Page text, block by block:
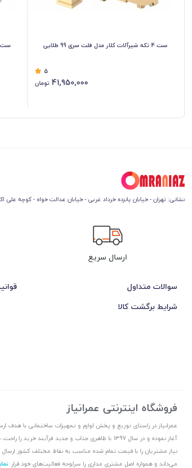
ست 4 تکه شیرآلات کلار مدل فلت سری 99 طلایی
5
41,950,000 تومان
ست 4 تکه شیرآلات کلار مدل
نشانی: تهران - خیابان پانزده خرداد غربی - خیابان عدالت خواه - کوچه علی
ارسال سریع
سوالات متداول
شرایط برگشت کالا
فروشگاه اینترنتی عمرانیاز
آغاز نموده و در سال 1397 با ظاهری جذاب و جدید
نیاز مشتریان را با قیمت تمام شده مناسب به نقاط مختلف کشور
می‌داند و همواره اصل مشتری مداری را سرلوحه فعالیت‌های خود قرار